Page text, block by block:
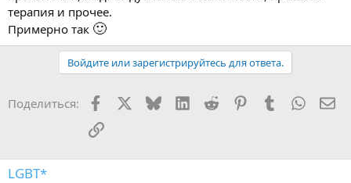
терапия и прочее.
Примерно так 🙂
Войдите или зарегистрируйтесь для ответа.
Поделиться: Facebook BlueskyLinkedIn
Reddit PinterestTumblr
Ссылка
LGBT*